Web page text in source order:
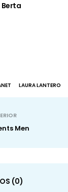
Berta
LAURA LANTERO
Men
(0)